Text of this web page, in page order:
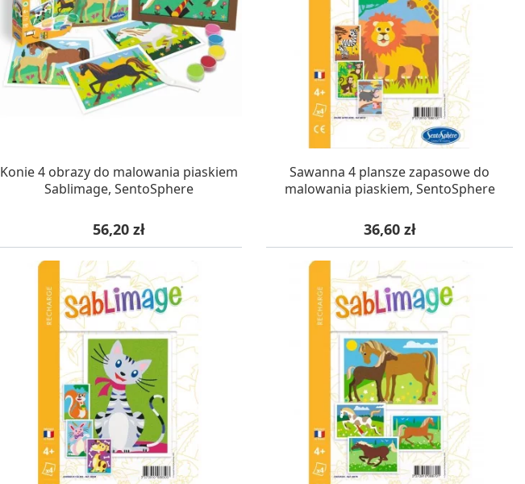
W MAGAZYNIE, DOSTAWA 24H
Konie 4 obrazy do malowania piaskiem
Sablimage, SentoSphere
Cena
56,20 zł
W MAGAZYNIE, DOSTAWA 24H
Sawanna 4 plansze zapasowe do
malowania piaskiem, SentoSphere
Cena
36,60 zł